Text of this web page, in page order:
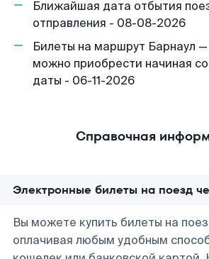
Ближайшая дата отбытия
отправления - 08-08-2026
Билеты на маршрут Барнаул —
можно приобрести начиная
даты - 06-11-2026
Справочная
Электронные билеты на поезд
Вы можете купить билеты на
оплачивая любым удобным